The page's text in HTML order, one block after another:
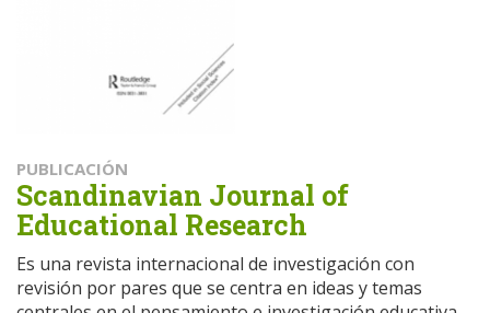
PUBLICACIÓN
Scandinavian Journal of
Educational Research
Es una revista internacional de investigación con
revisión por pares que se centra en ideas y temas